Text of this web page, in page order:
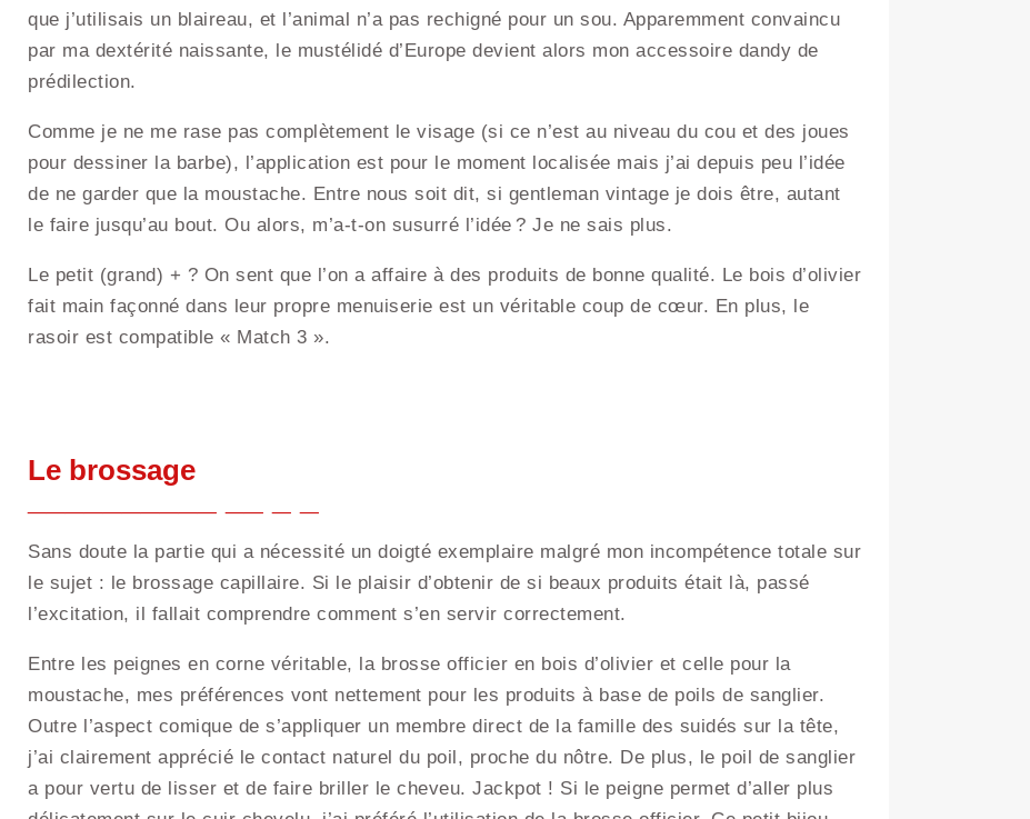
que j’utilisais un blaireau, et l’animal n’a pas rechigné pour un sou. Apparemment convaincu
par ma dextérité naissante, le mustélidé d’Europe devient alors mon accessoire dandy de
prédilection.
Comme je ne me rase pas complètement le visage (si ce n’est au niveau du cou et des joues
pour dessiner la barbe), l’application est pour le moment localisée mais j’ai depuis peu l’idée
de ne garder que la moustache. Entre nous soit dit, si gentleman vintage je dois être, autant
le faire jusqu’au bout. Ou alors, m’a-t-on susurré l’idée ? Je ne sais plus.
Le petit (grand) + ? On sent que l’on a affaire à des produits de bonne qualité. Le bois d’olivier
fait main façonné dans leur propre menuiserie est un véritable coup de cœur. En plus, le
rasoir est compatible « Match 3 ».
Le brossage
Sans doute la partie qui a nécessité un doigté exemplaire malgré mon incompétence totale sur
le sujet : le brossage capillaire. Si le plaisir d’obtenir de si beaux produits était là, passé
l’excitation, il fallait comprendre comment s’en servir correctement.
Entre les peignes en corne véritable, la brosse officier en bois d’olivier et celle pour la
moustache, mes préférences vont nettement pour les produits à base de poils de sanglier.
Outre l’aspect comique de s’appliquer un membre direct de la famille des suidés sur la tête,
j’ai clairement apprécié le contact naturel du poil, proche du nôtre. De plus, le poil de sanglier
a pour vertu de lisser et de faire briller le cheveu. Jackpot ! Si le peigne permet d’aller plus